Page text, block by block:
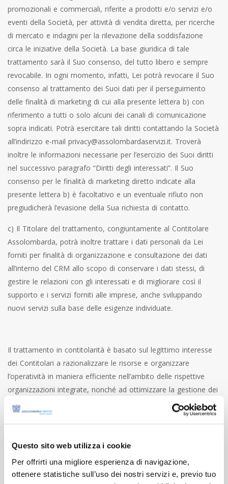
Questo sito web utilizza i cookie
Per offrirti una migliore esperienza di navigazione,
ottenere statistiche sull’uso dei nostri servizi e, previo tuo
promozionali e commerciali, riferite a prodotti e/o servizi e/o
eventi della Società, per attività di vendita diretta, per ricerche
di mercato e indagini per la rilevazione della soddisfazione
circa le iniziative della Società. La base giuridica di tale
trattamento sarà il Suo consenso, del tutto libero e sempre
revocabile. In ogni momento, infatti, Lei potrà revocare il Suo
consenso al trattamento dei Suoi dati per il perseguimento
delle finalità di marketing di cui alla presente lettera b) con
riferimento a tutti o solo alcuni dei canali di comunicazione
sopra indicati. Potrà esercitare tali diritti contattando la Società
all’indirizzo e-mail privacy@assolombardaservizi.it. Troverà
inoltre le informazioni necessarie per l’esercizio dei Suoi diritti
nel successivo paragrafo “Diritti degli interessati”. Il Suo
consenso per le finalità di marketing diretto indicate alla
presente lettera b) è facoltativo e un eventuale rifiuto non
pregiudicherà l’evasione della Sua richiesta di contatto.
c) Il Titolare del trattamento, congiuntamente al Contitolare
Assolombarda, potrà inoltre trattare i dati personali da Lei
forniti per finalità di organizzazione e consultazione dei dati
all’interno del CRM allo scopo di conservare i dati stessi, di
gestire le relazioni con gli interessati e di migliorare così il
supporto e i servizi forniti alle imprese, anche sviluppando
nuovi servizi sulla base delle esigenze individuate.
Il trattamento in contitolarità è basato sul legittimo interesse
dei Contitolari a razionalizzare le risorse e organizzare
l’operatività in maniera efficiente nell’ambito delle rispettive
organizzazioni integrate, nonché ad ottimizzare la gestione dei
loro rapporti e interazioni con le imprese, valorizzando la
complementarietà dei servizi offerti e migliorando così il
nell’interesse di queste ultime in ottica di sviluppo ed
Il conferimento dei dati è sempre volontario, tuttavia risulta